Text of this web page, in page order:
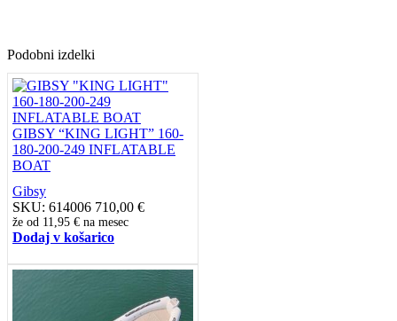
Podobni izdelki
GIBSY “KING LIGHT” 160-
180-200-249 INFLATABLE
BOAT
Gibsy
SKU: 614006 710,00 €
že od 11,95 € na mesec
Dodaj v košarico